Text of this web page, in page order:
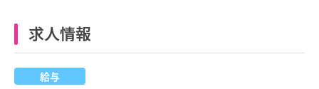
求人情報
給与